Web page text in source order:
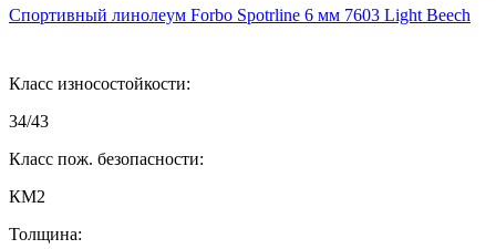
Спортивный линолеум Forbo Spotrline 6 мм 7603 Light Beech
Класс износостойкости:
34/43
Класс пож. безопасности:
КМ2
Толщина: